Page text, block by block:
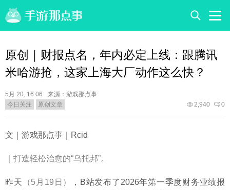
原创｜财报点名，年内必定上线：跟腾讯
米哈游抢，这家上海大厂动作这么快？
5月 20, 16:06
来源：游戏那点事
今日关注
原创文章 0
2,940
文｜游戏那点事｜Rcid
｜打造轻松治愈的“乌托邦”。
昨天 （5月19日）
，B站发布了2026年第一季度财务业绩报